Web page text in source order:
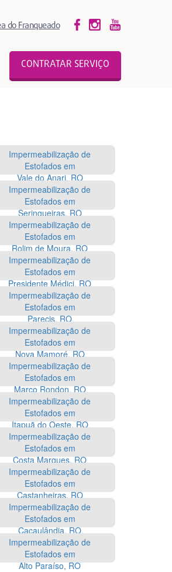
do Franqueado
CONTRATAR SERVIÇO
Impermeabilização de
Estofados em
Vale do Anari, RO
Impermeabilização de
Estofados em
Seringueiras, RO
Impermeabilização de
Estofados em
Rolim de Moura, RO
Impermeabilização de
Estofados em
Presidente Médici, RO
Impermeabilização de
Estofados em
Parecis, RO
Impermeabilização de
Estofados em
Nova Mamoré, RO
Impermeabilização de
Estofados em
Marco Rondon, RO
Impermeabilização de
Estofados em
Itapuã do Oeste, RO
Impermeabilização de
Estofados em
Costa Marques, RO
Impermeabilização de
Estofados em
Castanheiras, RO
Impermeabilização de
Estofados em
Cacaulândia, RO
Impermeabilização de
Estofados em
Alto Paraíso, RO